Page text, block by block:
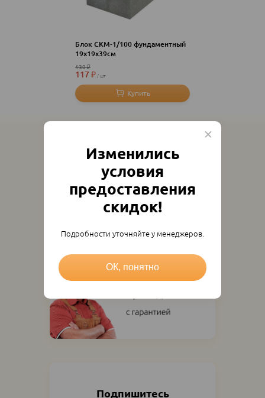
Подпишитесь
Блок СКМ-1/100 фундаментный
19х19х39см
130₽
117₽ шт
Изменились
условия
предоставления
скидок!
Подробности уточняйте у менеджеров.
ОК, понятно